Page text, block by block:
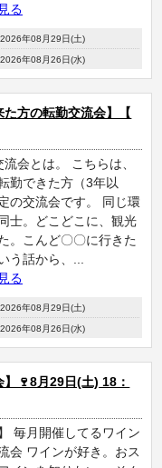
る
年08月29日(土)
年08月26日(水)
た方の転勤交流会】【
会とは。 こちらは、
勤できた方（3年以
の交流会です。 同じ環
士。どこどこに、観光
。こんど〇〇に行きた
う話から、...
る
年08月29日(土)
年08月26日(水)
🍷8月29日(土) 18：
毎月開催してるワイン
会 ワインが好き。おス